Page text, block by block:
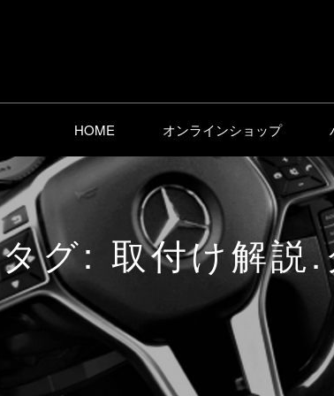
HOME オンラインショップ
タグ: 取付け解説